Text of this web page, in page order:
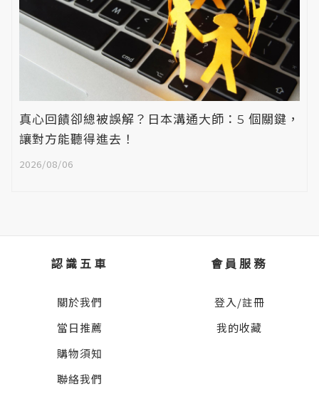
真心回饋卻總被誤解？日本溝通大師：5 個關鍵，
讓對方能聽得進去！
2026/08/06
認識五車
關於我們
當日推薦
購物須知
聯絡我們
會員服務
登入/註冊
我的收藏